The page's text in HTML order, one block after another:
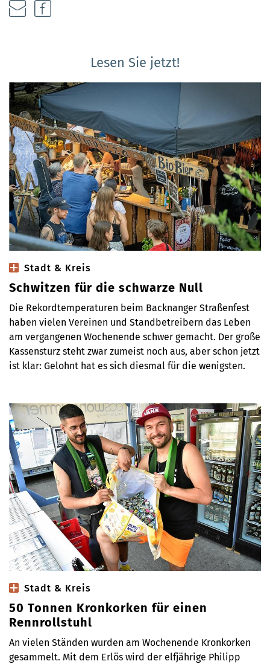
Lesen Sie jetzt!
Stadt & Kreis
Schwitzen für die schwarze Null
Die Rekordtemperaturen beim Backnanger Straßenfest
haben vielen Vereinen und Standbetreibern das Leben
am vergangenen Wochenende schwer gemacht. Der große
Kassensturz steht zwar zumeist noch aus, aber schon jetzt
ist klar: Gelohnt hat es sich diesmal für die wenigsten.
Stadt & Kreis
50 Tonnen Kronkorken für einen
Rennrollstuhl
An vielen Ständen wurden am Wochenende Kronkorken
gesammelt. Mit dem Erlös wird der elfjährige Philipp